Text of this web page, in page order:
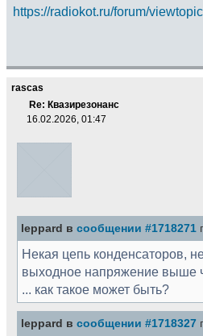
https://radiokot.ru/forum/
rascas
Re: Квазирезонанс
16.02.2026, 01:47
leppard в сообщении #1718271
Некая цепь конденсаторов,
выходное напряжение выше
... как такое может быть?
leppard в сообщении #1718327